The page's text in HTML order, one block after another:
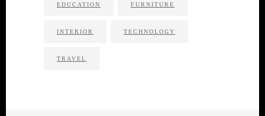
EDUCATION FURNITURE
INTERIOR TECHNOLOGY
TRAVEL